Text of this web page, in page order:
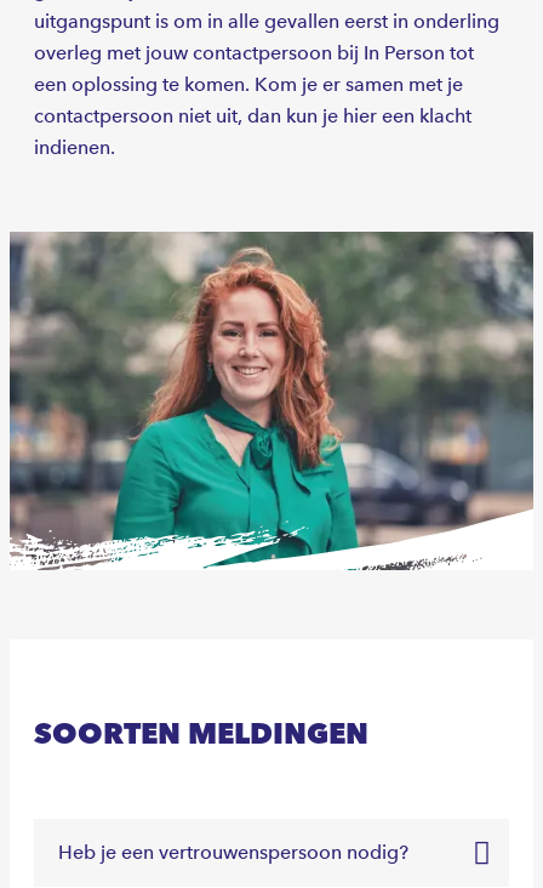
uitgangspunt is om in alle gevallen eerst in onderling
overleg met jouw contactpersoon bij In Person tot
een oplossing te komen. Kom je er samen met je
contactpersoon niet uit, dan kun je hier een klacht
indienen.
SOORTEN MELDINGEN
Heb je een vertrouwenspersoon nodig?